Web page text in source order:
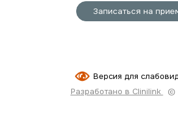
Записаться на
Версия для
Разработано в Clinilink
©